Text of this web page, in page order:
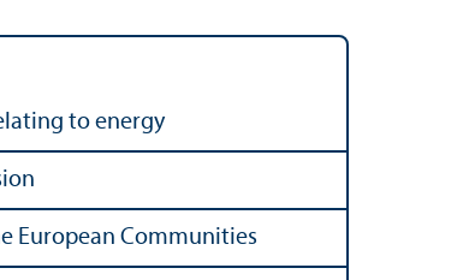
to energy
European Communities